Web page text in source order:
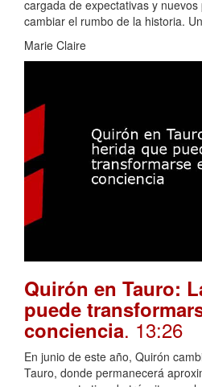
cargada de expectativas y
cambiar el rumbo de la historia.
Marie Claire
Quirón en Tauro:
puede
conciencia. 13:26
En junio de este año, Quirón
Tauro, donde permanecerá